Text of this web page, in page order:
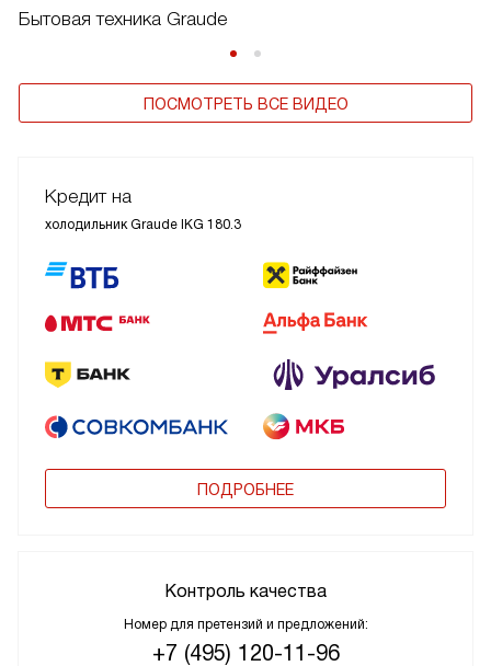
Бытовая техника Graude
ПОСМОТРЕТЬ ВСЕ ВИДЕО
Кредит на
холодильник Graude IKG 180.3
ПОДРОБНЕЕ
Контроль качества
Номер для претензий и предложений:
+7 (495) 120-11-96